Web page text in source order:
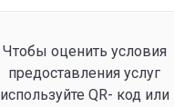
Чтобы оценить условия
предоставления услуг
используйте QR- код или